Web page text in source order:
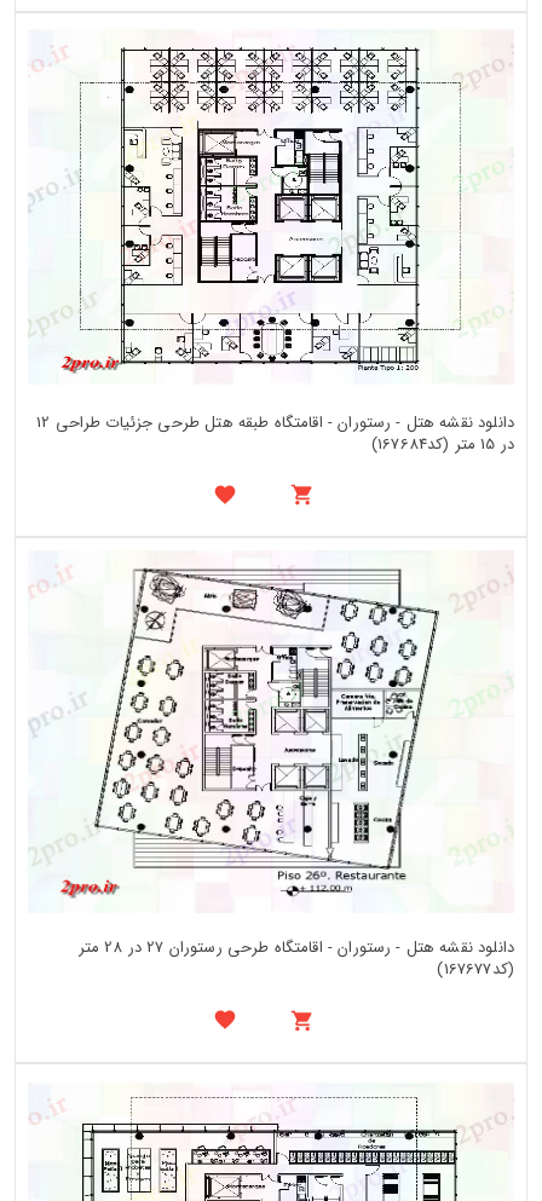
دانلود نقشه هتل - رستوران - اقامتگاه طبقه هتل طرحی جزئیات طراحی 12
در 15 متر (کد167684)
دانلود نقشه هتل - رستوران - اقامتگاه طرحی رستوران 27 در 28 متر
(کد167677)